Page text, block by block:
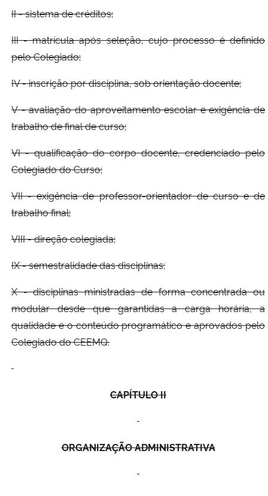
II - sistema de créditos;
III - matrícula após seleção, cujo processo é definido
pelo Colegiado;
IV - inscrição por disciplina, sob orientação docente;
V - avaliação do aproveitamento escolar e exigência de
trabalho de final de curso;
VI - qualificação do corpo docente, credenciado pelo
Colegiado do Curso;
VII - exigência de professor-orientador de curso e de
trabalho final;
VIII - direção colegiada;
IX - semestralidade das disciplinas;
X - disciplinas ministradas de forma concentrada ou
modular desde que garantidas a carga horária, a
qualidade e o conteúdo programático e aprovados pelo
Colegiado do CEEMQ.
CAPÍTULO II
ORGANIZAÇÃO ADMINISTRATIVA